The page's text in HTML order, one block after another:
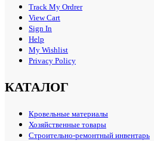
Track My Ordrer
View Cart
Sign In
Help
My Wishlist
Privacy Policy
КАТАЛОГ
Кровельные материалы
Хозяйственные товары
Строительно-ремонтный инвентарь